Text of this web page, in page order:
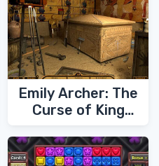
Emily Archer: The
Curse of King